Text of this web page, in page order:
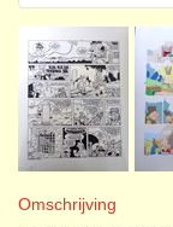
Omschrijving